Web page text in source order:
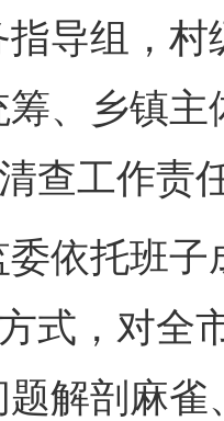
导组，
、乡镇
查工作责
托班子
式，对全
解剖麻